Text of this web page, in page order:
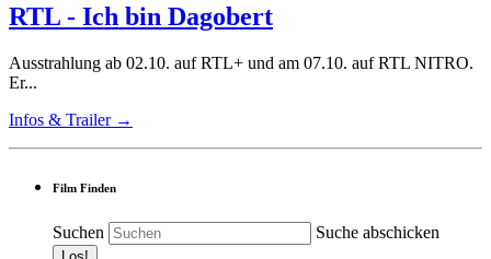
RTL - Ich bin Dagobert
Ausstrahlung ab 02.10. auf RTL+ und am 07.10. auf RTL NITRO.
Er...
Infos & Trailer →
Film Finden
Suchen Suche abschicken